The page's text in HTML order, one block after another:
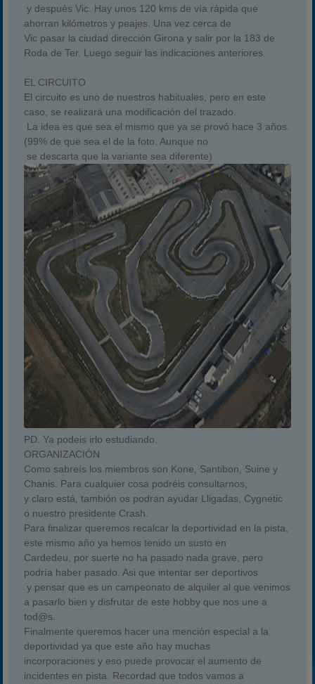
y después Vic. Hay unos 120 kms de vía rápida que
ahorran kilómetros y peajes. Una vez cerca de
Vic pasar la ciudad dirección Girona y salir por la 183 de
Roda de Ter. Luego seguir las indicaciones anteriores.
EL CIRCUITO
El circuito es uno de nuestros habituales, pero en este
caso, se realizará una modificación del trazado.
La idea es que sea el mismo que ya se provó hace 3 años.
(99% de que sea el de la foto. Aunque no
se descarta que la variante sea diferente)
PD. Ya podeis irlo estudiando.
ORGANIZACIÓN
Como sabreís los miembros son Kone, Santibon, Suine y
Chanis. Para cualquier cosa podréis consultarnos,
y claro está, tambión os podran ayudar Lligadas, Cygnetic
o nuestro presidente Crash.
Para finalizar queremos recalcar la deportividad en la pista,
este mismo año ya hemos tenido un susto en
Cardedeu, por suerte no ha pasado nada grave, pero
podría haber pasado. Asi que intentar ser deportivos
y pensar que es un campeonato de alquiler al que venimos
a pasarlo bien y disfrutar de este hobby que nos une a
tod@s.
Finalmente queremos hacer una mención especial a la
deportividad ya que este año hay muchas
incorporaciones y eso puede provocar el aumento de
incidentes en pista. Recordad que todos vamos a